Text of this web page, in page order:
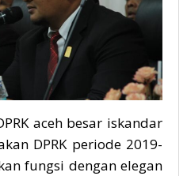
aceh besar iskandar
DPRK periode 2019-
fungsi dengan elegan